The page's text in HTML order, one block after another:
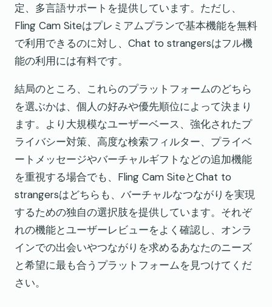
定、多言語サポートを提供しています。ただし、
Fling Cam Siteはプレミアムプランで基本機能を無料
で利用できるのに対し、Chat to strangersはフル機
能の利用には有料です。
結局のところ、これらのプラットフォームのどちら
を選ぶかは、個人の好みや優先順位によって決まり
ます。より大規模なユーザーベース、強化されたプ
ライバシー対策、高度な検索フィルター、プライベ
ートメッセージやバーチャルギフトなどの追加機能
を重視する場合でも、Fling Cam SiteとChat to
strangersはどちらも、バーチャルなつながりを実現
するための独自の選択肢を提供しています。それぞ
れの機能とユーザーレビューをよく確認し、オンラ
インでの出会いやつながりを求めるあなたのニーズ
と希望に最も合うプラットフォームを見つけてくだ
さい。